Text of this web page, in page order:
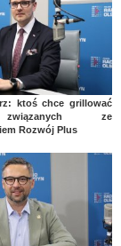
ktoś chce grillować
ze
Rozwój Plus